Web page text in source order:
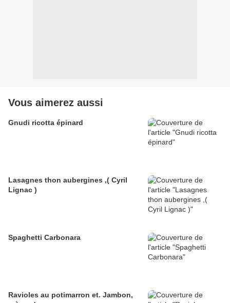
Vous aimerez aussi
Gnudi ricotta épinard
Lasagnes thon aubergines ,( Cyril
Lignac )
Spaghetti Carbonara
Ravioles au potimarron et. Jambon,